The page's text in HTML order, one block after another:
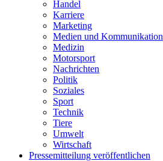
Handel
Karriere
Marketing
Medien und Kommunikation
Medizin
Motorsport
Nachrichten
Politik
Soziales
Sport
Technik
Tiere
Umwelt
Wirtschaft
Pressemitteilung veröffentlichen